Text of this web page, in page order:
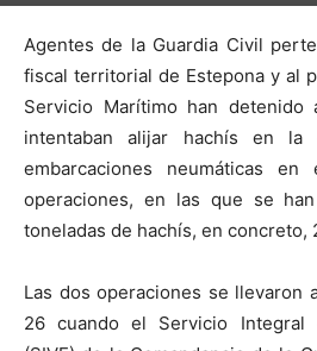
Agentes de la Guardia Civil
fiscal territorial de Estepona y al
Servicio Marítimo han detenido
intentaban alijar hachís en la
embarcaciones neumáticas
operaciones, en las que se
toneladas de hachís, en concreto,
Las dos operaciones se llevaron
26 cuando el Servicio Integral